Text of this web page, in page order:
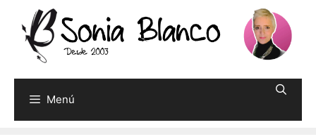
contenido
Menú